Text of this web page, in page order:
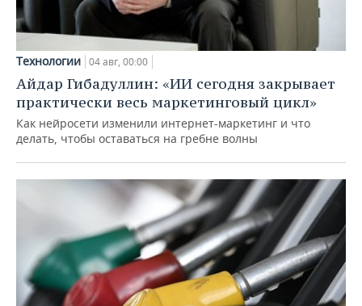
Технологии 04 авг, 00:00
Айдар Гибадуллин: «ИИ сегодня закрывает
практически весь маркетинговый цикл»
Как нейросети изменили интернет-маркетинг и что
делать, чтобы оставаться на гребне волны